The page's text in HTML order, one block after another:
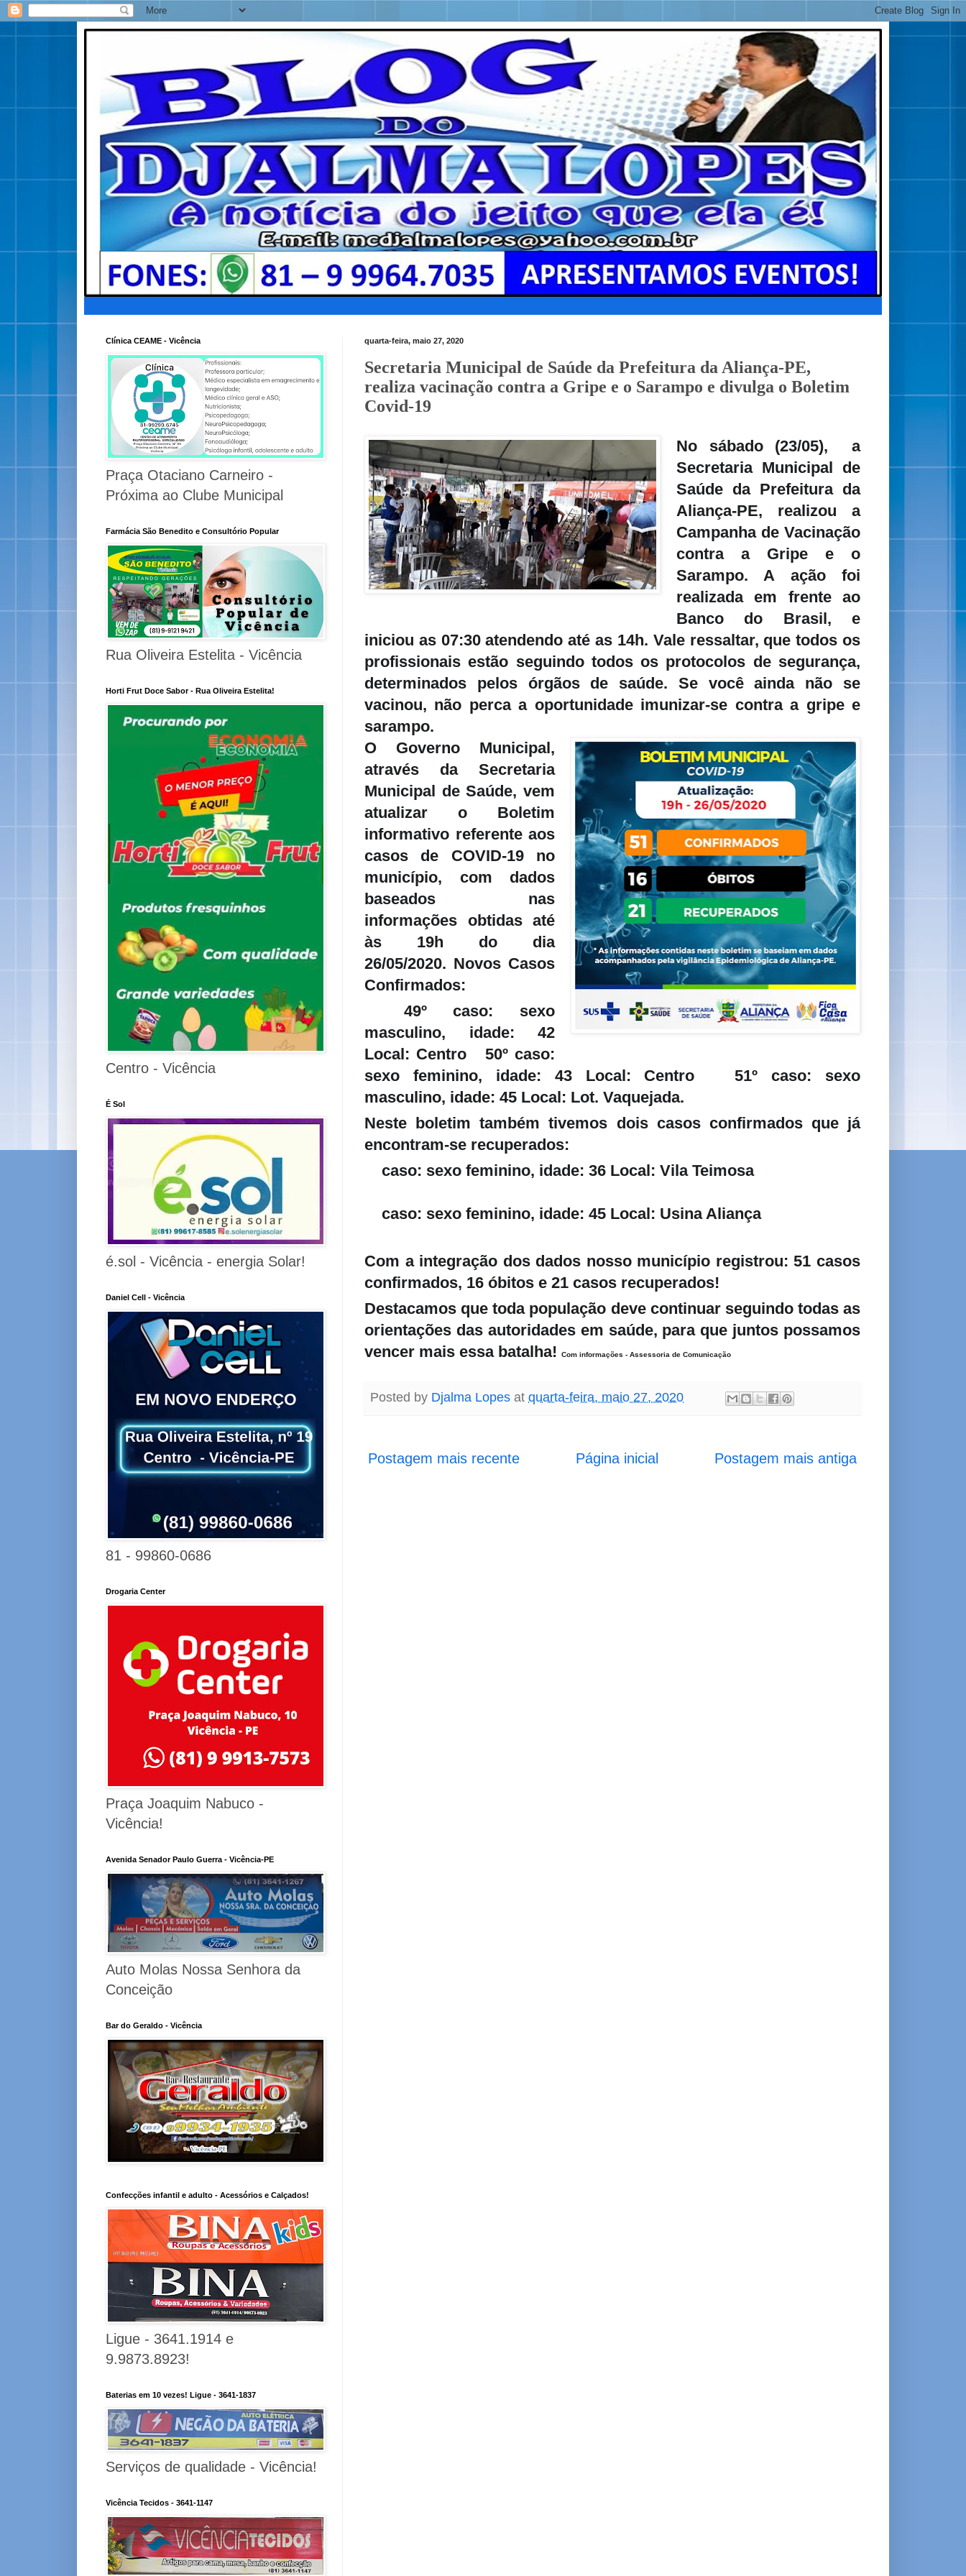
quarta-feira, maio 27, 2020
Secretaria Municipal de Saúde da Prefeitura da Aliança-PE,
realiza vacinação contra a Gripe e o Sarampo e divulga o Boletim
Covid-19
No sábado (23/05), a
Secretaria Municipal de
Saúde da Prefeitura da
Aliança-PE, realizou a
Campanha de Vacinação
contra a Gripe e o
Sarampo. A ação foi
realizada em frente ao
Banco do Brasil, e
iniciou as 07:30 atendendo até as 14h. Vale ressaltar, que todos os
profissionais estão seguindo todos os protocolos de segurança,
determinados pelos órgãos de saúde. Se você ainda não se
vacinou, não perca a oportunidade imunizar-se contra a gripe e
sarampo.
O Governo Municipal,
através da Secretaria
Municipal de Saúde, vem
atualizar o Boletim
informativo referente aos
casos de COVID-19 no
município, com dados
baseados nas
informações obtidas até
às 19h do dia
26/05/2020. Novos Casos
Confirmados:
49º caso: sexo
masculino, idade: 42
Local: Centro
📌50º caso:
sexo feminino, idade: 43 Local: Centro
51º caso: sexo
masculino, idade: 45 Local: Lot. Vaquejada.
Neste boletim também tivemos dois casos confirmados que já
encontram-se recuperados:
caso: sexo feminino, idade: 36 Local: Vila Teimosa
caso: sexo feminino, idade: 45 Local: Usina Aliança
Com a integração dos dados nosso município registrou: 51 casos
confirmados, 16 óbitos e 21 casos recuperados!
Destacamos que toda população deve continuar seguindo todas as
orientações das autoridades em saúde, para que juntos possamos
vencer mais essa batalha!
Com informações - Assessoria de Comunicação
Posted by Djalma Lopes at quarta-feira, maio 27, 2020
Postagem mais recente Postagem mais antiga
Página inicial
Clínica CEAME - Vicência
Praça Otaciano Carneiro -
Próxima ao Clube Municipal
Farmácia São Benedito e Consultório Popular
Rua Oliveira Estelita - Vicência
Horti Frut Doce Sabor - Rua Oliveira Estelita!
Centro - Vicência
É Sol
é.sol - Vicência - energia Solar!
Daniel Cell - Vicência
81 - 99860-0686
Drogaria Center
Praça Joaquim Nabuco -
Vicência!
Avenida Senador Paulo Guerra - Vicência-PE
Auto Molas Nossa Senhora da
Conceição
Bar do Geraldo - Vicência
Confecções infantil e adulto - Acessórios e Calçados!
Ligue - 3641.1914 e
9.9873.8923!
Baterias em 10 vezes! Ligue - 3641-1837
Serviços de qualidade - Vicência!
Vicência Tecidos - 3641-1147